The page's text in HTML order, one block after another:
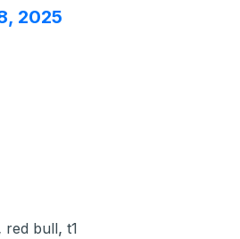
2025
red bull, t1